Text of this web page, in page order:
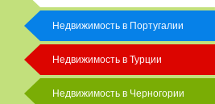
Недвижимость в Португалии
Недвижимость в Турции
Недвижимость в Черногории